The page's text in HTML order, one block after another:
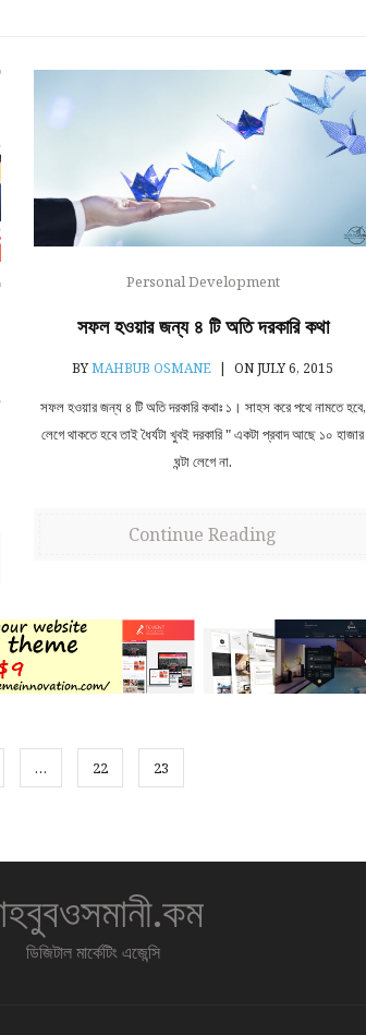
Personal Development
সফল হওয়ার জন্য ৪ টি অতি দরকারি কথা
BYMAHBUB OSMANE | ON JULY 6, 2015
সফল হওয়ার জন্য ৪ টি অতি দরকারি কথাঃ ১। সাহস করে পথে নামতে হবে,
লেগে থাকতে হবে তাই ধৈর্যটা খুবই দরকারি " একটা প্রবাদ আছে ১০ হাজার
ঘন্টা লেগে না.
Continue Reading
… 22 23
ডিজিটাল মার্কেটিং এজেন্সি